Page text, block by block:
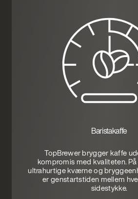
Baristakaffe
TopBrewer brygger kaffe
kompromis med kvaliteten.
ultrahurtige kværne og
er genstartstiden mellem
sidestykke.